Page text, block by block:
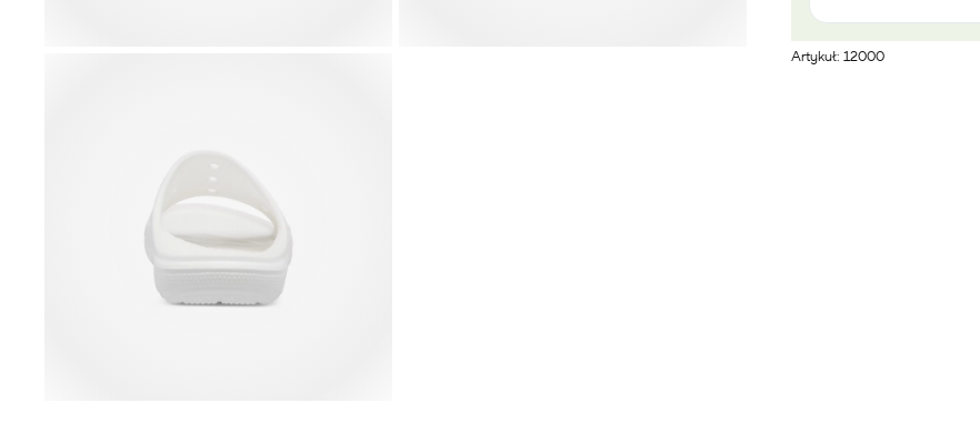
Artykuł: 12000